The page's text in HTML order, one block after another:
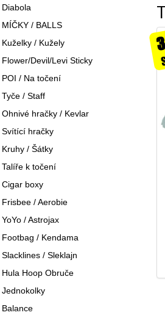
Diabola
MÍČKY / BALLS
Kuželky / Kužely
Flower/Devil/Levi Sticky
POI / Na točení
Tyče / Staff
Ohnivé hračky / Kevlar
Svítící hračky
Kruhy / Šátky
Talíře k točení
Cigar boxy
Frisbee / Aerobie
YoYo / Astrojax
Footbag / Kendama
Slacklines / Sleklajn
Hula Hoop Obruče
Jednokolky
Balance